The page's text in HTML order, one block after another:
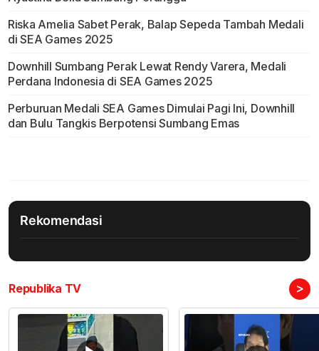
Riska Amelia Sabet Perak, Balap Sepeda Tambah Medali
di SEA Games 2025
Downhill Sumbang Perak Lewat Rendy Varera, Medali
Perdana Indonesia di SEA Games 2025
Perburuan Medali SEA Games Dimulai Pagi Ini, Downhill
dan Bulu Tangkis Berpotensi Sumbang Emas
Rekomendasi
Republika TV >